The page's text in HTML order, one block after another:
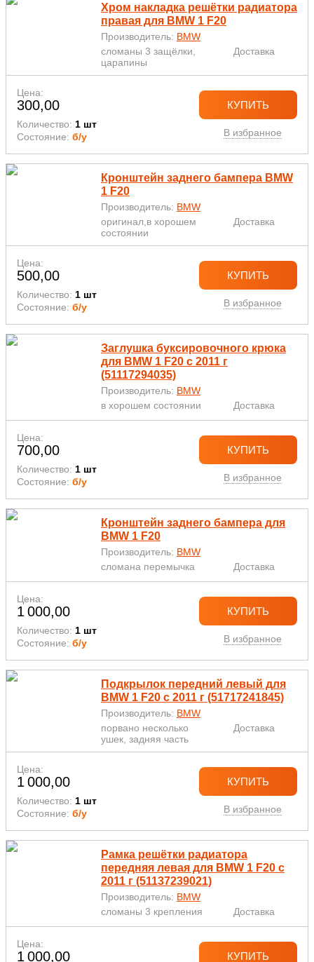
Хром накладка решётки радиатора
правая для BMW 1 F20
Производитель: BMW
сломаны 3 защёлки,
царапины
Доставка
Цена:
300,00
Количество: 1 шт
Состояние: б/у
КУПИТЬ
В избранное
Кронштейн заднего бампера BMW
1 F20
Производитель: BMW
оригинал,в хорошем
состоянии
Доставка
Цена:
500,00
Количество: 1 шт
Состояние: б/у
КУПИТЬ
В избранное
Заглушка буксировочного крюка
для BMW 1 F20 с 2011 г
(51117294035)
Производитель: BMW
в хорошем состоянии
Доставка
Цена:
700,00
Количество: 1 шт
Состояние: б/у
КУПИТЬ
В избранное
Кронштейн заднего бампера для
BMW 1 F20
Производитель: BMW
сломана перемычка
Доставка
Цена:
1 000,00
Количество: 1 шт
Состояние: б/у
КУПИТЬ
В избранное
Подкрылок передний левый для
BMW 1 F20 с 2011 г (51717241845)
Производитель: BMW
порвано несколько
ушек, задняя часть
Доставка
Цена:
1 000,00
Количество: 1 шт
Состояние: б/у
КУПИТЬ
В избранное
Рамка решётки радиатора
передняя левая для BMW 1 F20 с
2011 г (51137239021)
Производитель: BMW
сломаны 3 крепления
Доставка
Цена:
1 000,00 КУПИТЬ